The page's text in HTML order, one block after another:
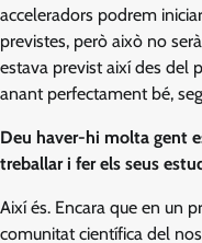
acceleradors podrem
previstes, però això no
estava previst així des del
anant perfectament bé,
Deu haver-hi molta gent
treballar i fer els seus
Així és. Encara que en un
comunitat científica del